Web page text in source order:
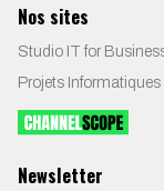
Nos sites
Studio IT for
Projets Informatiques
Newsletter